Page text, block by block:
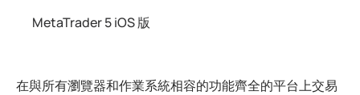
MetaTrader 5 iOS 版
在與所有瀏覽器和作業系統相容的功能齊全的平台上交易